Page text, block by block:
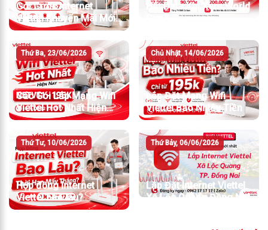
Gói Cước Internet
Viettel Khuyến Mãi Mới
Nhất T7/2026
Hết Data Khi Xem World
Thứ Ba, 23/06/2026
Các Gói Lắp Mạng Wifi
Viettel Hot Nhất Hiện
Nay
Chủ Nhật, 14/06/2026
Lắp Đặt Mạng Wifi
Viettel Bao Nhiêu Tiền
Thứ Tư, 10/06/2026
Hợp đồng Internet
Viettel bao lâu?
Thứ Bảy, 06/06/2026
Lắp Đặt Internet Viettel
Xã Lộc Quang Đồng Nai